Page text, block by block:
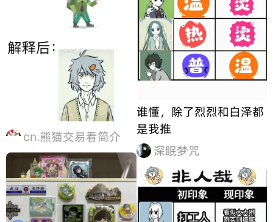
cn.熊猫交易看简介
谁懂，除了烈烈和白泽都
是我推
深眠梦咒